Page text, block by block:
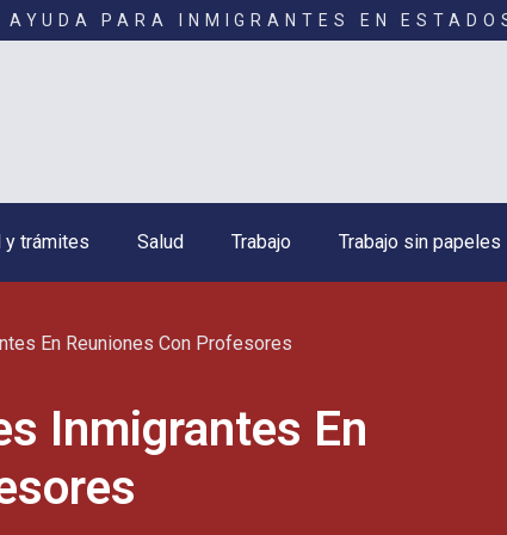
AYUDA PARA INMIGRANTES EN
y trámites Salud Trabajo Trabajo sin papeles
En Reuniones Con Profesores
Inmigrantes En